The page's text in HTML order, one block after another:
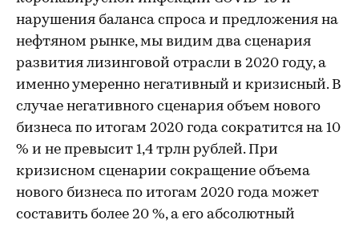
нарушения баланса спроса и предложения на
нефтяном рынке, мы видим два сценария
развития лизинговой отрасли в 2020 году, а
именно умеренно негативный и кризисный. В
случае негативного сценария объем нового
бизнеса по итогам 2020 года сократится на 10
% и не превысит 1,4 трлн рублей. При
кризисном сценарии сокращение объема
нового бизнеса по итогам 2020 года может
составить более 20 %, а его абсолютный